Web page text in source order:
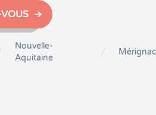
Nouvelle-
Aquitaine
Mérignac